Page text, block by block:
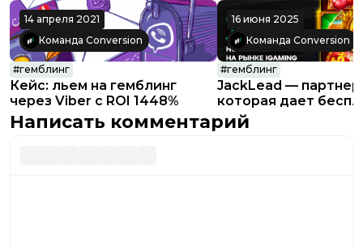
14 апреля 2021
Команда Conversion
#гемблинг
Кейс: льем на гемблинг
через Viber с ROI 1448%
16 июня 2025
Команда Conversion
#гемблинг
JackLead —
которая дает
прилы и помогает
связкой
Написать комментарий